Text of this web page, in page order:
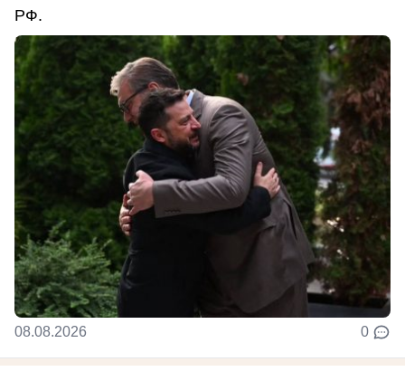
РФ.
08.08.2026 0